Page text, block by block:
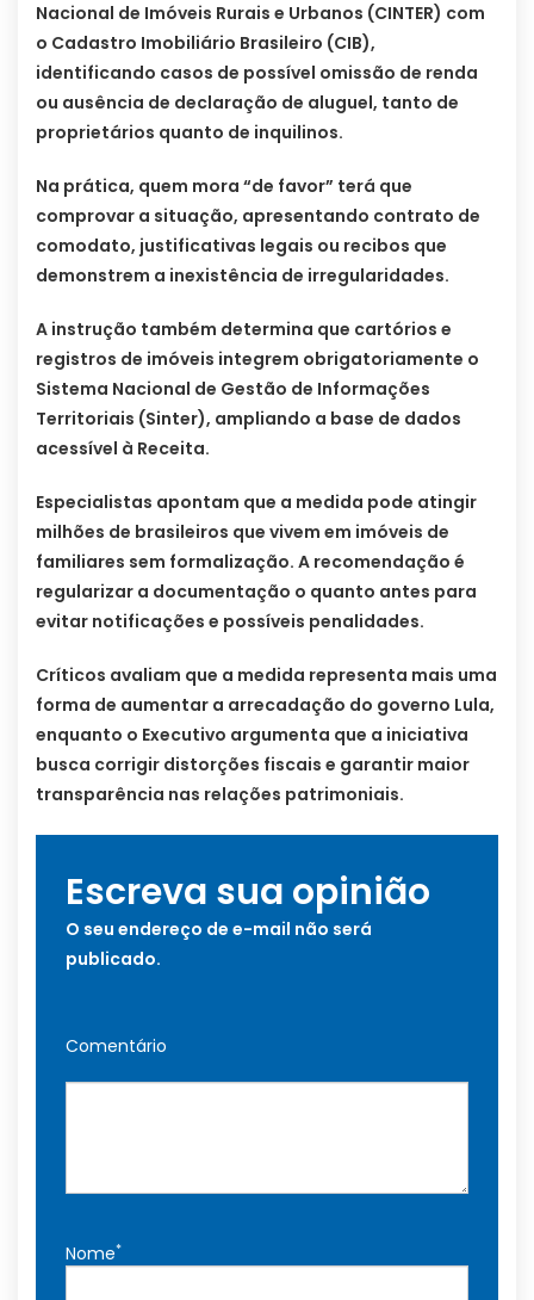
Nacional de Imóveis Rurais e Urbanos (CINTER) com
o Cadastro Imobiliário Brasileiro (CIB),
identificando casos de possível omissão de renda
ou ausência de declaração de aluguel, tanto de
proprietários quanto de inquilinos.
Na prática, quem mora “de favor” terá que
comprovar a situação, apresentando contrato de
comodato, justificativas legais ou recibos que
demonstrem a inexistência de irregularidades.
A instrução também determina que cartórios e
registros de imóveis integrem obrigatoriamente o
Sistema Nacional de Gestão de Informações
Territoriais (Sinter), ampliando a base de dados
acessível à Receita.
Especialistas apontam que a medida pode atingir
milhões de brasileiros que vivem em imóveis de
familiares sem formalização. A recomendação é
regularizar a documentação o quanto antes para
evitar notificações e possíveis penalidades.
Críticos avaliam que a medida representa mais uma
forma de aumentar a arrecadação do governo Lula,
enquanto o Executivo argumenta que a iniciativa
busca corrigir distorções fiscais e garantir maior
transparência nas relações patrimoniais.
Escreva sua opinião
O seu endereço de e-mail não será
publicado.
Comentário
Nome*